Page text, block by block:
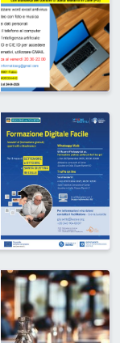
E OTTOBRE}